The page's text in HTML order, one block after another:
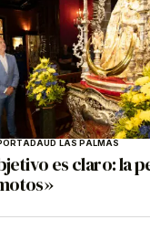
UD LAS PALMAS
es claro: la